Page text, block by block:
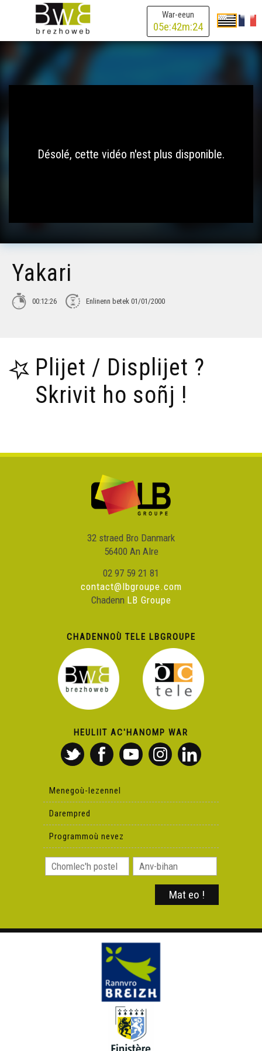
War-eeun
05e:42m:24
Désolé, cette vidéo n'est plus disponible.
Yakari
00:12:26 Enlinenn betek 01/01/2000
Plijet / Displijet ?
Skrivit ho soñj !
32 straed Bro Danmark
56400 An Alre
02 97 59 21 81
contact@lbgroupe.com
Chadenn LB Groupe
CHADENNOÙ TELE LBGROUPE
HEULIIT AC'HANOMP WAR
Menegoù-lezennel
Darempred
Programmoù nevez